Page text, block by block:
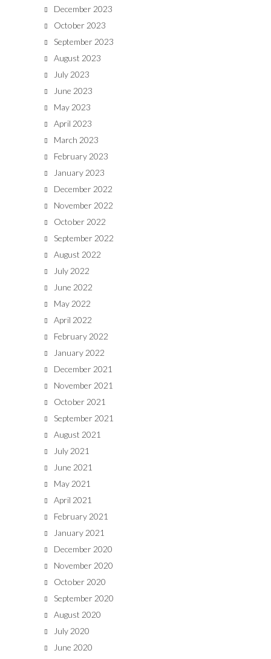
December 2023
October 2023
September 2023
August 2023
July 2023
June 2023
May 2023
April 2023
March 2023
February 2023
January 2023
December 2022
November 2022
October 2022
September 2022
August 2022
July 2022
June 2022
May 2022
April 2022
February 2022
January 2022
December 2021
November 2021
October 2021
September 2021
August 2021
July 2021
June 2021
May 2021
April 2021
February 2021
January 2021
December 2020
November 2020
October 2020
September 2020
August 2020
July 2020
June 2020